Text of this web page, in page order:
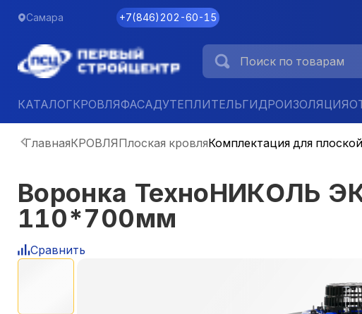
Самара +7(846)202-60-15
КАТАЛОГКРОВЛЯФАСАДУТЕПЛИТЕЛЬГИДРОИЗОЛЯЦИЯ
ГлавнаяКРОВЛЯПлоская кровляКомплектация для
Воронка ТехноНИКОЛЬ
110*700мм
Сравнить